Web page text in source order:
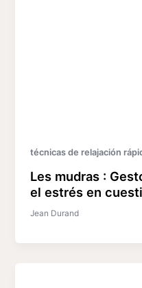
técnicas de relajación
Les mudras :
el estrés en
Jean Durand